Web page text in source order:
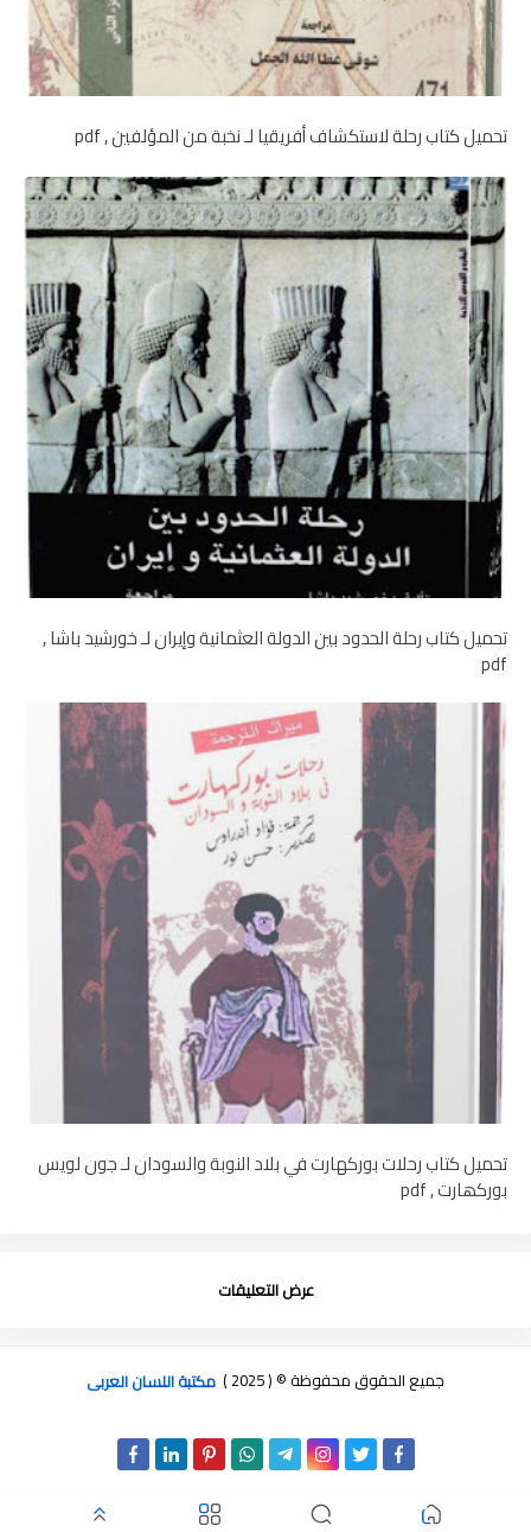
تحميل كتاب رحلة لاستكشاف أفريقيا لـ نخبة من المؤلفين , pdf
تحميل كتاب رحلة الحدود بين الدولة العثمانية وإيران لـ خورشيد باشا ,
pdf
تحميل كتاب رحلات بوركهارت في بلاد النوبة والسودان لـ جون لويس
بوركھارت , pdf
عرض التعليقات
جميع الحقوق محفوظة © ( 2025 ) مكتبة اللسان العربى